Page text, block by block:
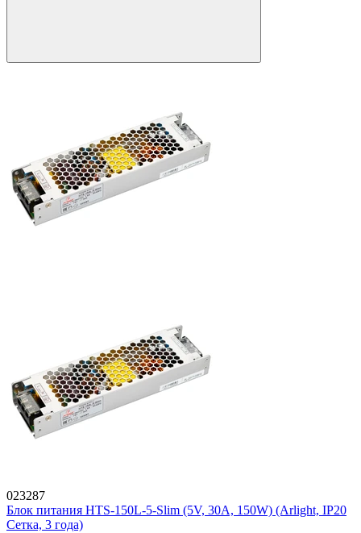
023287
Блок питания HTS-150L-5-Slim (5V, 30A, 150W) (Arlight, IP20
Сетка, 3 года)